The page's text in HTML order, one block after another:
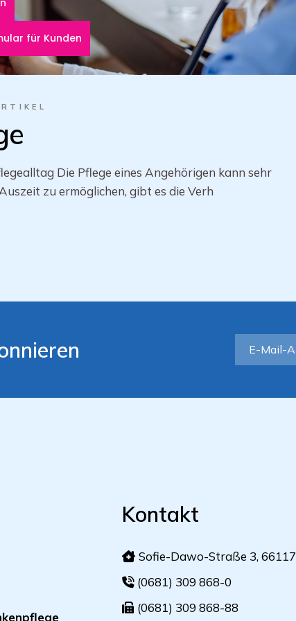
Die Pflege eines Angehörigen kann sehr
zu ermöglichen, gibt es die Verh
Kontakt
Sofie-Dawo-Straße 3, 66117
(0681) 309 868-0
(0681) 309 868-88
für Kunden